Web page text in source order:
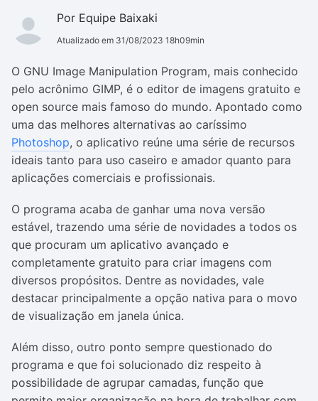
Por Equipe Baixaki
Atualizado em 31/08/2023 18h09min
O GNU Image Manipulation Program, mais conhecido
pelo acrônimo GIMP, é o editor de imagens gratuito e
open source mais famoso do mundo. Apontado como
uma das melhores alternativas ao caríssimo
Photoshop, o aplicativo reúne uma série de recursos
ideais tanto para uso caseiro e amador quanto para
aplicações comerciais e profissionais.
O programa acaba de ganhar uma nova versão
estável, trazendo uma série de novidades a todos os
que procuram um aplicativo avançado e
completamente gratuito para criar imagens com
diversos propósitos. Dentre as novidades, vale
destacar principalmente a opção nativa para o movo
de visualização em janela única.
Além disso, outro ponto sempre questionado do
programa e que foi solucionado diz respeito à
possibilidade de agrupar camadas, função que